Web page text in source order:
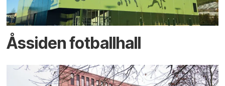
Åssiden fotballhall